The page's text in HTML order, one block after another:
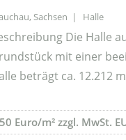
Sachsen | Halle
Die Halle
mit einer
beträgt ca. 12.212
Euro/m² zzgl. MwSt.